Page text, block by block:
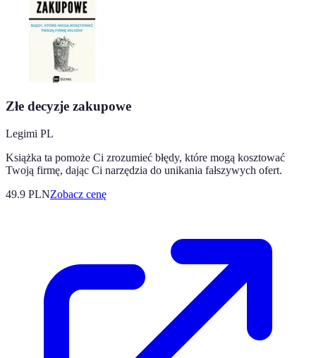
Złe decyzje zakupowe
Legimi PL
Książka ta pomoże Ci zrozumieć błędy, które mogą kosztować
Twoją firmę, dając Ci narzędzia do unikania fałszywych ofert.
49.9 PLNZobacz cenę